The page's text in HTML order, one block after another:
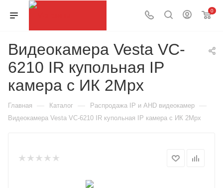
0
Видеокамера Vesta VC-
6210 IR купольная IP
камера с ИК 2Mpx
Главная — Каталог — Распродажа IP и AHD видеокамер —
Видеокамера Vesta VC-6210 IR купольная IP камера с ИК 2Mpx